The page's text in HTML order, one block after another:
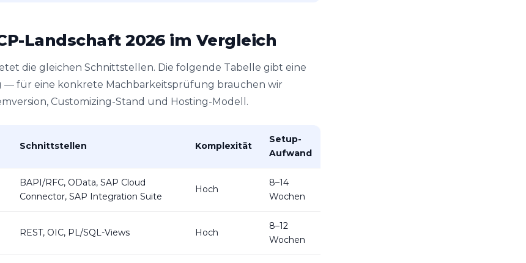
Landschaft 2026 im Vergleich
die gleichen Schnittstellen. Die folgende Tabelle gibt eine
— für eine konkrete Machbarkeitsprüfung brauchen wir
Customizing-Stand und Hosting-Modell.
Schnittstellen Komplexität
Setup-
Aufwand
BAPI/RFC, OData, SAP Cloud
Connector, SAP Integration Suite
Hoch
8–14
Wochen
REST, OIC, PL/SQL-Views Hoch
8–12
Wochen